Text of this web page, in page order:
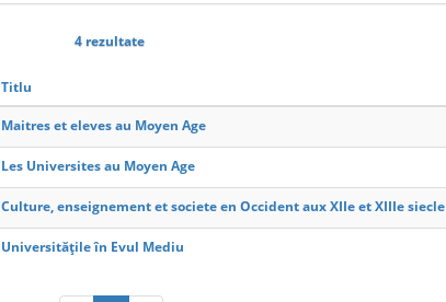
4 rezultate
Titlu
Maitres et eleves au Moyen Age
Les Universites au Moyen Age
Culture, enseignement et societe en Occident aux XIIe et XIIIe siecle
Universitățile în Evul Mediu